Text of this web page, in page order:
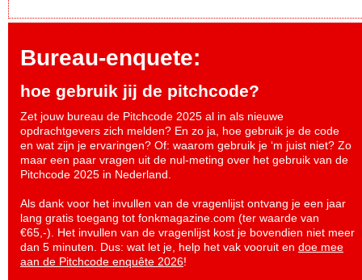
Bureau-enquete:
hoe gebruik jij de pitchcode?
Zet jouw bureau de Pitchcode 2025 al in als nieuwe
opdrachtgevers zich melden? En zo ja, hoe gebruik je de code
en wat zijn je ervaringen? Of: waarom gebruik je ‘m juist niet? Zo
maar een paar vragen uit de nul-meting over het gebruik van de
Pitchcode 2025 in Nederland.
Als dank voor het invullen van de vragenlijst ontvang je een jaar
lang gratis toegang tot fonkmagazine.com (ter waarde van
€65,-). Het invullen van de vragenlijst kost je bovendien niet meer
dan 5 minuten. Dus: wat let je, help het vak vooruit en doe mee
aan de Pitchcode enquête 2026!